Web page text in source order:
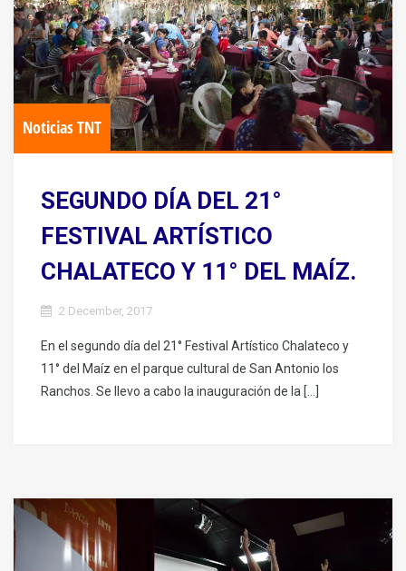
Noticias TNT
SEGUNDO DÍA DEL 21°
FESTIVAL ARTÍSTICO
CHALATECO Y 11° DEL MAÍZ.
2 December, 2017
En el segundo día del 21° Festival Artístico Chalateco y
11° del Maíz en el parque cultural de San Antonio los
Ranchos. Se llevo a cabo la inauguración de la […]